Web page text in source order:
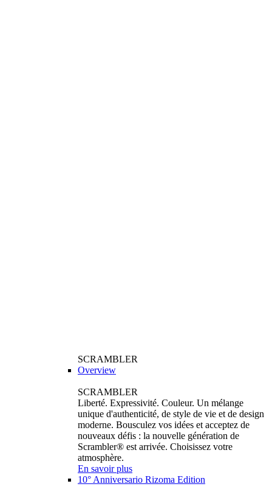
SCRAMBLER
Overview
SCRAMBLER
Liberté. Expressivité. Couleur. Un mélange
unique d'authenticité, de style de vie et de design
moderne. Bousculez vos idées et acceptez de
nouveaux défis : la nouvelle génération de
Scrambler® est arrivée. Choisissez votre
atmosphère.
En savoir plus
10° Anniversario Rizoma Edition